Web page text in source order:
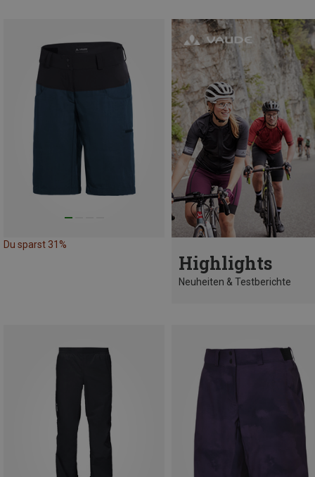
Du sparst 31%
Highlights
Neuheiten & Testberichte